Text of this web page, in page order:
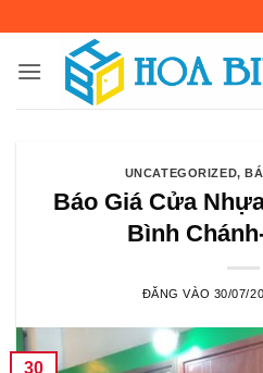
nội
UNCATEGORIZED,
Báo Giá Cửa
Bình
ĐĂNG VÀO 30/07/
30